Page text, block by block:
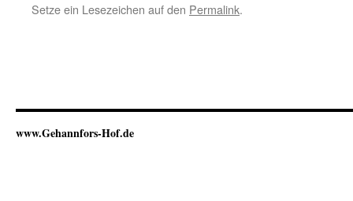
Setze ein Lesezeichen auf den Permalink.
www.Gehannfors-Hof.de